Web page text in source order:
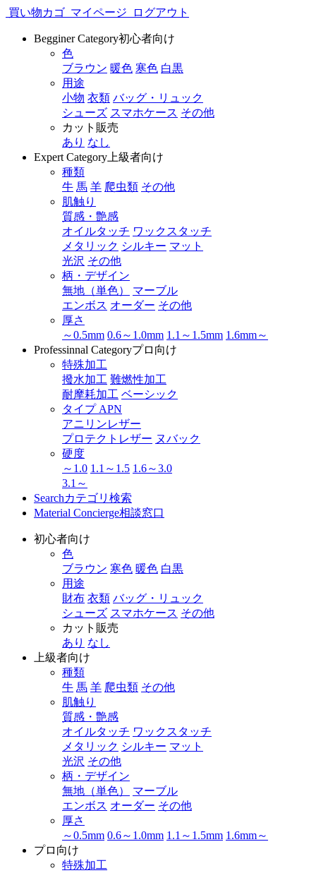
買い物カゴ マイページ ログアウト
Begginer Category初心者向け
色
ブラウン 暖色 寒色 白黒
用途
小物 衣類 バッグ・リュック
シューズ スマホケース その他
カット販売
あり なし
Expert Category 上級者向け
種類
牛 馬 羊 爬虫類 その他
肌触り
質感・艶感
オイルタッチ ワックスタッチ
メタリック シルキー マット
光沢 その他
柄・デザイン
無地（単色）
マーブル
エンボス オーダー その他
厚さ
～0.5mm 0.6～1.0mm 1.1～1.5mm 1.6mm～
Professinnal Categoryプロ向け
特殊加工
撥水加工 難燃性加工
耐摩耗加工 ベーシック
タイプ APN
アニリンレザー
プロテクトレザー ヌバック
硬度
～1.0 1.1～1.5 1.6～3.0
3.1～
Searchカテゴリ検索
Material Concierge相談窓口
初心者向け
色
ブラウン 寒色 暖色 白黒
用途
財布 衣類 バッグ・リュック
シューズ スマホケース その他
カット販売
あり なし
上級者向け
種類
牛 馬 羊 爬虫類 その他
肌触り
質感・艶感
オイルタッチ ワックスタッチ
メタリック シルキー マット
光沢 その他
柄・デザイン
無地（単色）
マーブル
エンボス オーダー その他
厚さ
～0.5mm 0.6～1.0mm 1.1～1.5mm 1.6mm～
プロ向け
特殊加工